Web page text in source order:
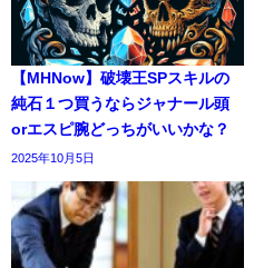
【MHNow】破壊王SPスキルの
純石１つ買うならジャナール頭
orエスピ腕どっちがいいかな？
2025年10月5日